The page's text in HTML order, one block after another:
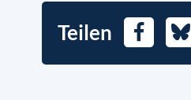
Teilen Facebook